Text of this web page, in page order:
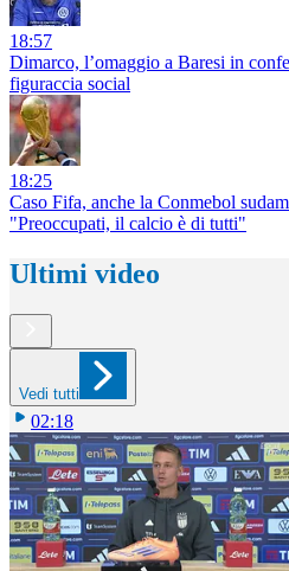
18:57
Dimarco, l’omaggio a Baresi in
figuraccia social
18:25
Caso Fifa, anche la Conmebol
"Preoccupati, il calcio è di tutti"
Ultimi video
Vedi tutti
02:18